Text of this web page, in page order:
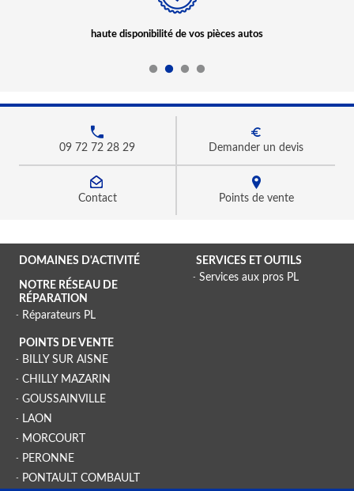
haute disponibilité de vos pièces autos
09 72 72 28 29 Demander un devis
Contact Points de vente
DOMAINES D'ACTIVITÉ
NOTRE RÉSEAU DE
RÉPARATION
Réparateurs PL
SERVICES ET OUTILS
Services aux pros PL
POINTS DE VENTE
BILLY SUR AISNE
CHILLY MAZARIN
GOUSSAINVILLE
LAON
MORCOURT
PERONNE
PONTAULT COMBAULT